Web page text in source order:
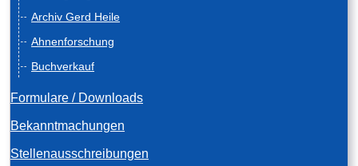
Archiv Gerd Heile
Ahnenforschung
Buchverkauf
Formulare / Downloads
Bekanntmachungen
Stellenausschreibungen